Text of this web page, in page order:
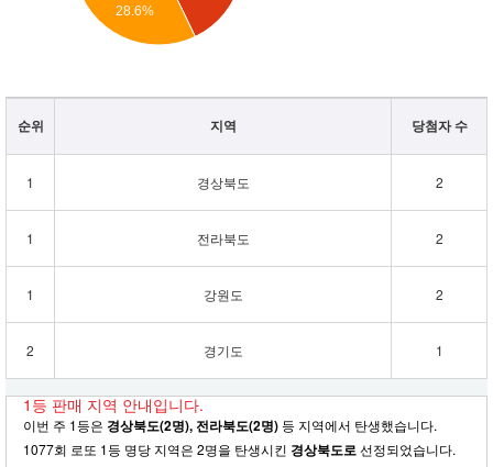
28.6%
순위 지역 당첨자 수
1 경상북도 2
1 전라북도 2
1 강원도 2
2 경기도 1
1등 판매 지역 안내입니다.
이번 주 1등은 경상북도(2명), 전라북도(2명) 등 지역에서 탄생했습니다.
1077회 로또 1등 명당 지역은 2명을 탄생시킨 경상북도로선정되었습니다.